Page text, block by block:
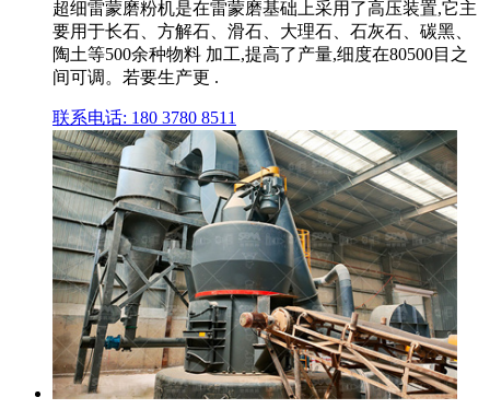
超细雷蒙磨粉机是在雷蒙磨基础上采用了高压装置,它主
要用于长石、方解石、滑石、大理石、石灰石、碳黑、
陶土等500余种物料 加工,提高了产量,细度在80500目之
间可调。若要生产更 .
联系电话: 180 3780 8511